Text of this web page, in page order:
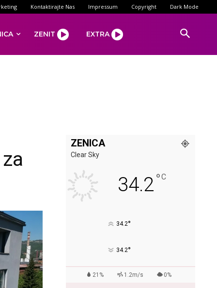
Kontaktirajte Nas Impressum Copyright Dark Mode
ZENIT EXTRA
ZENICA
Clear Sky
34.2°C
34.2°
34.2°
21% 1.2m/s 0%